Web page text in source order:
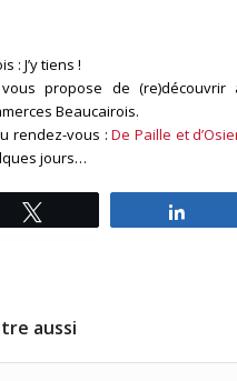
: J’y tiens !
propose de (re)découvrir
Beaucairois.
rendez-vous :De Paille et
jours…
aussi